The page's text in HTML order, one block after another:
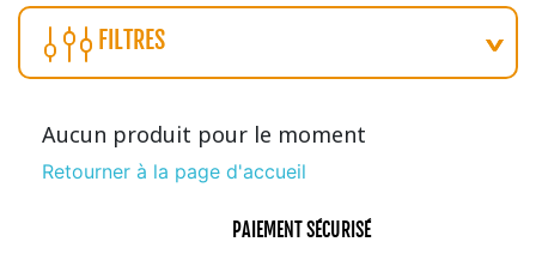
FILTRES
Aucun produit pour le moment
Retourner à la page d'accueil
PAIEMENT SÉCURISÉ